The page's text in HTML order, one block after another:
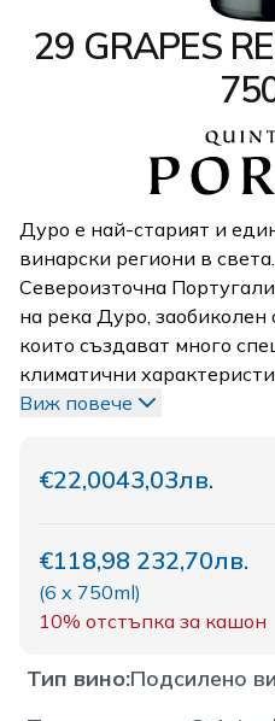
29 GRAPES
Дуро е най-старият и
винарски региони в
Североизточна
на река Дуро, заобиколен
които създават много
климатични
Виж повече
€22,0043,03лв.
€118,98 232,70лв.
(6 x 750ml)
10% отстъпка за кашон
Тип вино:Подсилено